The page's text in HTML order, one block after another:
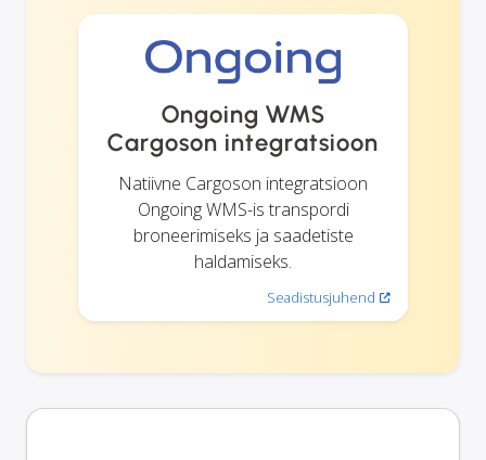
Ongoing WMS
Cargoson integratsioon
Natiivne Cargoson integratsioon
Ongoing WMS-is transpordi
broneerimiseks ja saadetiste
haldamiseks.
Seadistusjuhend